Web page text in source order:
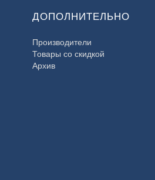
ДОПОЛНИТЕЛЬНО
Производители
Товары со скидкой
Архив